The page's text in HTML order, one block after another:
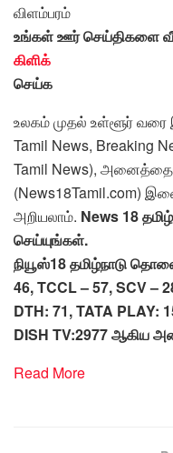
விளம்பரம்
உங்கள் ஊர் செய்திகளை
கிளிக்
செய்க
உலகம் முதல் உள்ளூர்
Tamil News, Breaking
Tamil News),
(News18Tamil.com)
அறியலாம். News 18
செய்யுங்கள்.
நியூஸ்18 தமிழ்நாடு
46, TCCL – 57, SCV –
DTH: 71, TATA PLAY:
DISH TV:2977 ஆகிய
Read More